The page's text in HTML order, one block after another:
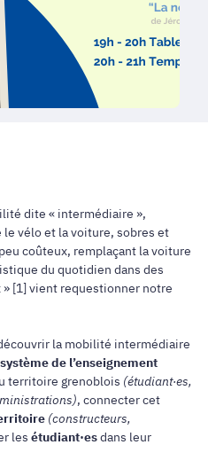
dite « intermédiaire »,
vélo et la voiture, sobres et
coûteux, remplaçant la voiture
du quotidien dans des
[1] vient requestionner notre
la mobilité intermédiaire
de l’enseignement
territoire grenoblois (étudiant·es,
, connecter cet
(constructeurs,
les étudiant·esdans leur